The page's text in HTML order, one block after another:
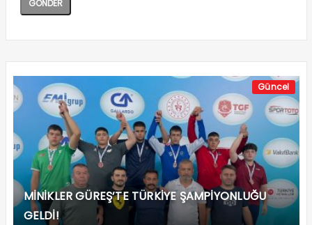
Güncel
MİNİKLER GÜREŞ’TE TÜRKİYE ŞAMPİYONLUĞU
GELDİ!